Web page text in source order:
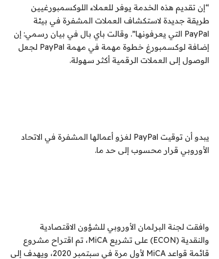
“إن تقديم هذه الخدمة يوفر للعملاء اللوكسمبورغيين
طريقة جديدة لاستكشاف العملات المشفرة في بيئة
PayPal التي يعرفونها”. وقالت باي بال في بيان رسمي: إن
إضافة لوكسمبورغ خطوة مهمة في مهمة PayPal لجعل
الوصول إلى العملات الرقمية أكثر سهولة.
يبدو أن توقيت PayPal لغزو أعمالها المشفرة في الاتحاد
الأوروبي قرار محسوب إلى حد ما.
وافقت لجنة البرلمان الأوروبي للشؤون الاقتصادية
والنقدية (ECON) على تشريع MiCA، تم اقتراح مشروع
قائمة قواعد MiCA لأول مرة في سبتمبر 2020، ويهدف إلى